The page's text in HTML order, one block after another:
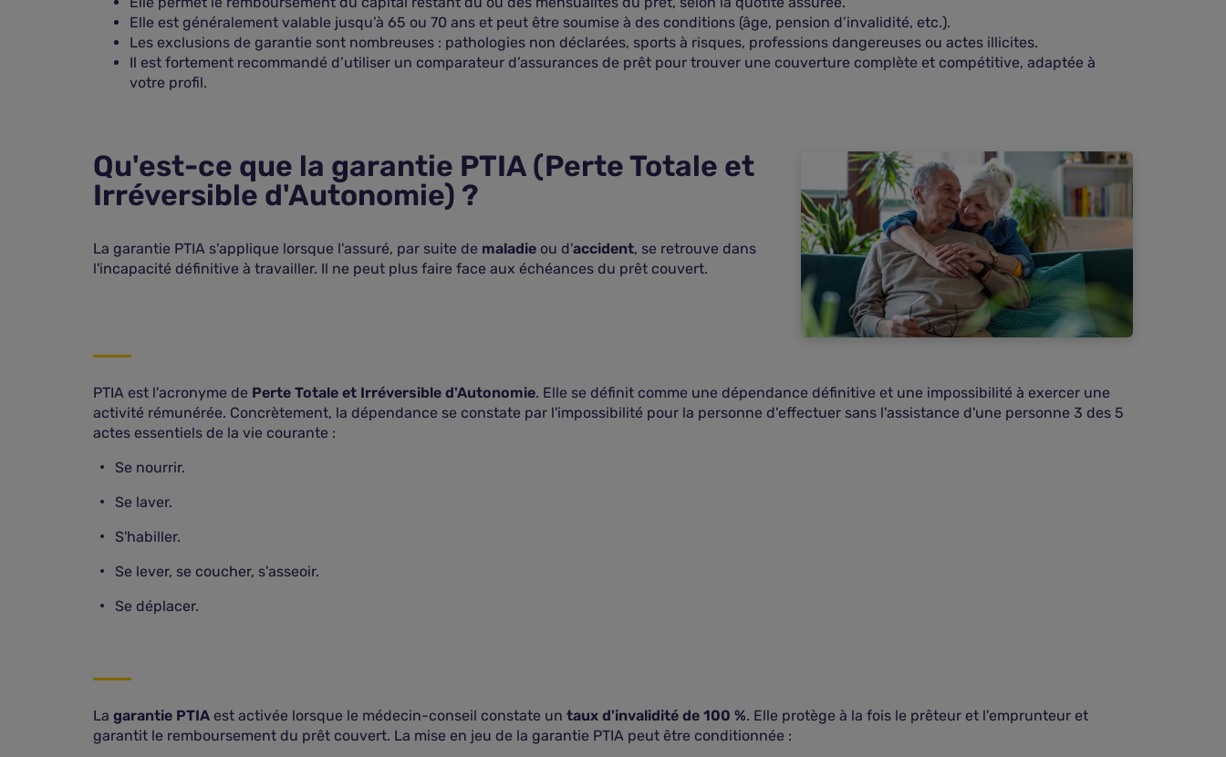
Elle est généralement valable jusqu’à 65 ou 70 ans et peut être soumise à des conditions (âge, pension d’invalidité, etc.).
Les exclusions de garantie sont nombreuses : pathologies non déclarées, sports à risques, professions dangereuses ou actes illicites.
Il est fortement recommandé d’utiliser un comparateur d’assurances de prêt pour trouver une couverture complète et compétitive, adaptée à
votre profil.
Qu'est-ce que la garantie PTIA (Perte Totale et
Irréversible d'Autonomie) ?
La garantie PTIA s'applique lorsque l'assuré, par suite de maladie ou d'accident, se retrouve dans
l'incapacité définitive à travailler. Il ne peut plus faire face aux échéances du prêt couvert.
PTIA est l'acronyme de Perte Totale et Irréversible d'Autonomie. Elle se définit comme une dépendance définitive et une impossibilité à exercer une
activité rémunérée. Concrètement, la dépendance se constate par l'impossibilité pour la personne d'effectuer sans l'assistance d'une personne 3 des 5
actes essentiels de la vie courante :
Se nourrir.
Se laver.
S'habiller.
Se lever, se coucher, s'asseoir.
Se déplacer.
La garantie PTIA est activée lorsque le médecin-conseil constate un taux d'invalidité de 100 %. Elle protège à la fois le prêteur et l'emprunteur et
garantit le remboursement du prêt couvert. La mise en jeu de la garantie PTIA peut être conditionnée :